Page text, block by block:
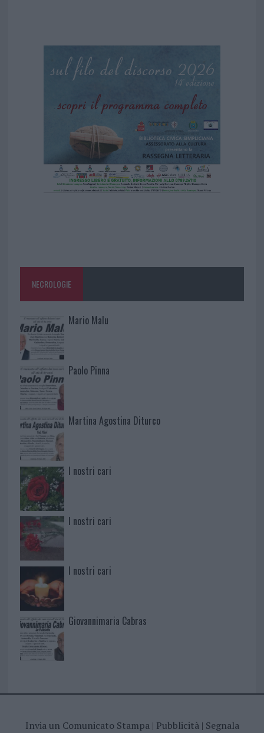
NECROLOGIE
Mario Malu
Paolo Pinna
Martina Agostina Diturco
I nostri cari
I nostri cari
I nostri cari
Giovannimaria Cabras
Invia un Comunicato Stampa| Pubblicità| Segnala